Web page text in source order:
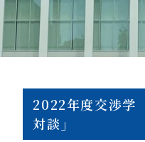
2022年度交渉学
対談」